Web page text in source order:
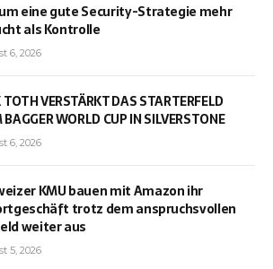
eine gute Security-Strategie mehr
als Kontrolle
6, 2026
VERSTÄRKT DAS STARTERFELD
BAGGER WORLD CUP IN SILVERSTONE
6, 2026
KMU bauen mit Amazon ihr
trotz dem anspruchsvollen
weiter aus
5, 2026